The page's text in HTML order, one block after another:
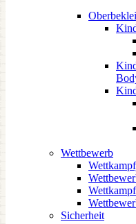
Wettbewerb
Sicherheit